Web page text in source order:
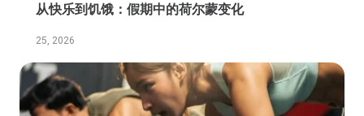
从快乐到饥饿：假期中的荷尔蒙变化
25, 2026